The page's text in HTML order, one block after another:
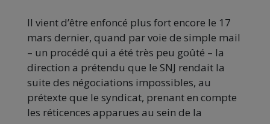
Il vient d’être enfoncé plus fort encore le 17
mars dernier, quand par voie de simple mail
– un procédé qui a été très peu goûté – la
direction a prétendu que le SNJ rendait la
suite des négociations impossibles, au
prétexte que le syndicat, prenant en compte
les réticences apparues au sein de la